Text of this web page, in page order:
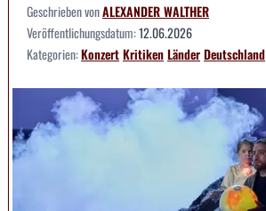
Geschrieben vonALEXANDER WALTHER
Veröffentlichungsdatum:12.06.2026
Kategorien:KonzertKritikenLänderDeutschland